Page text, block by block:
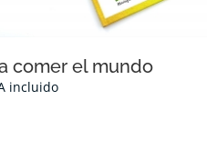
comer el mundo
incluido